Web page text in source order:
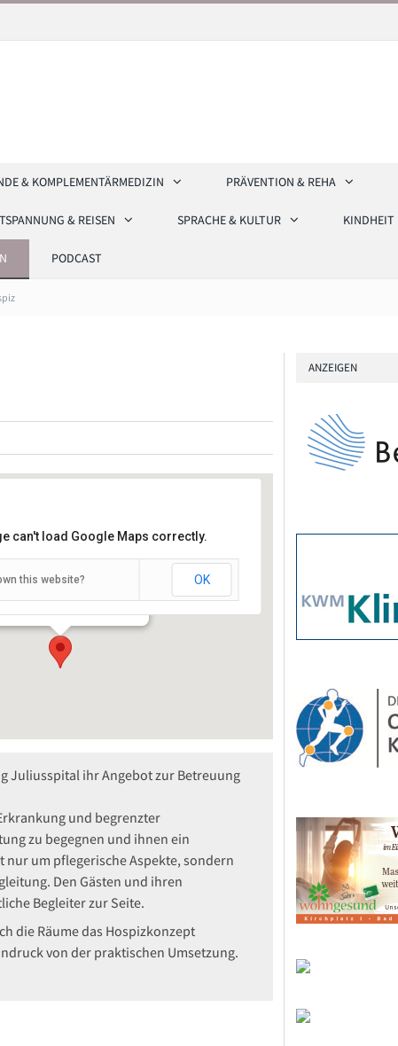
& KOMPLEMENTÄRMEDIZIN PRÄVENTION & REHA
& REISEN SPRACHE & KULTUR KINDHEIT
PODCAST
can't load Google Maps correctly.
this website? OK
Juliusspital ihr Angebot zur Betreuung
und begrenzter
zu begegnen und ihnen ein
um pflegerische Aspekte, sondern
Den Gästen und ihren
Begleiter zur Seite.
die Räume das Hospizkonzept
von der praktischen Umsetzung.
ANZEIGEN